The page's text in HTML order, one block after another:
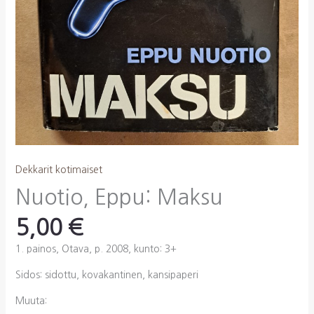
Dekkarit kotimaiset
Nuotio, Eppu: Maksu
5,00 €
1. painos, Otava, p. 2008, kunto: 3+
Sidos: sidottu, kovakantinen, kansipaperi
Muuta: